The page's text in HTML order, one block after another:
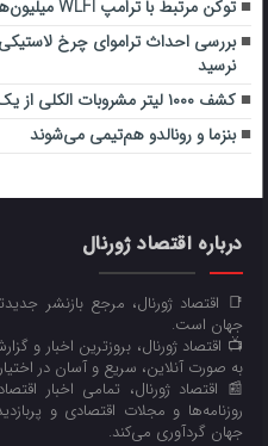
توکن مرتبط با ترامپ WLFI میلیون‌ها دلار توکن را سوزاند
بررسی احداث تراموای چرخ
نرسید
کشف ۱۰۰۰ لیتر مشروبات الکلی از یک واحد مسکونی در ملارد
بنزما و رونالدو هم‌تیمی می‌شوند
درباره اقتصاد ژورنال
📑 اقتصاد ژورنال، مرجع بازنشر
جهان است.
📺 اقتصاد ژورنال، بروزترین اخبار و
به صورت آنلاین، سریع و آسان در
📰 اقتصاد ژورنال، تمامی اخبار
روزنامه‌ها و مجلات اقتصادی و
جهان گردآوری می‌کند.